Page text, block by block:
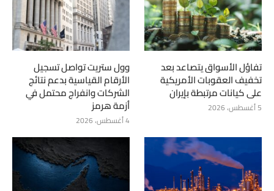
تفاؤل الأسواق يتصاعد بعد
تخفيف العقوبات الأمريكية
على كيانات مرتبطة بإيران
5 أغسطس، 2026
وول ستريت تواصل تسجيل
الأرقام القياسية بدعم نتائج
الشركات وانفراج محتمل في
أزمة هرمز
4 أغسطس، 2026